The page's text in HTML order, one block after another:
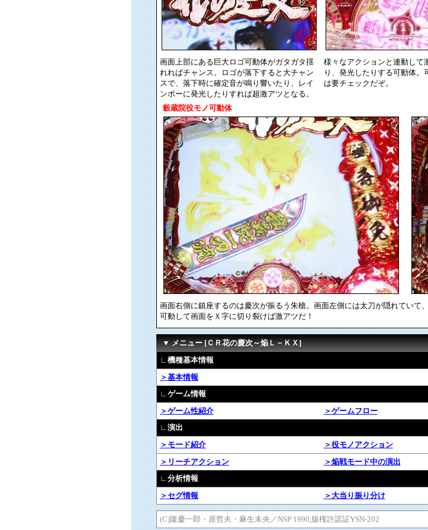
画面上部にある巨大ロゴ可動体がガタガタ揺
れればチャンス。ロゴが落下すると大チャン
スで、落下時に確定音が鳴り響いたり、レイ
ンボーに発光したりすれば超激アツとなる。
様々なアクションと連動して
り、発光したりする可動体。
は要チェックだぞ。
穀蔵院役モノ可動体
画面右側に鎮座するのは慶次が振るう朱槍。画面左側には太刀が隠れていて
可動して画面をＸ字に切り裂けば激アツだ！
▼ メニュー [ＣＲ花の慶次～焔Ｌ－ＫＸ]
∟機種基本情報
＞基本情報
∟ゲーム情報
＞ゲーム性紹介
＞ゲームフロー
∟演出
＞モード紹介
＞役モノアクション
＞リーチアクション
＞焔戦モード中の演出
∟分析情報
＞セグ情報
＞大当り振り分け
(C)隆慶一郎・原哲夫・麻生未央／NSP 1990,版権許諾証YSN-202